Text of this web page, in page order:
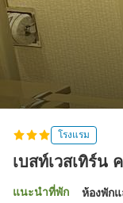
โรงแรม
เบสท์เวสเทิร์น
แนะนำที่พัก ห้องพัก